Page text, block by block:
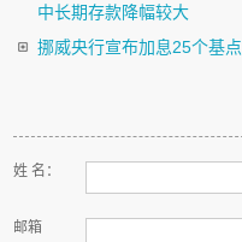
中长期存款降幅较大
挪威央行宣布加息25个基点
姓 名：
邮箱